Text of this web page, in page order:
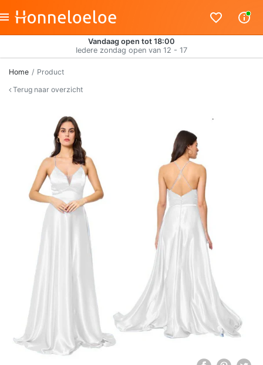
Vandaag open tot 18:00
Iedere zondag open van 12 - 17
Home
Product
Terug naar overzicht